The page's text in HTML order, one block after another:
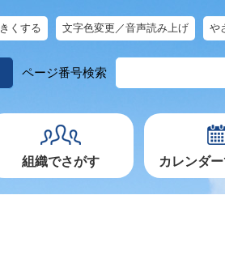
くする 文字色変更／音声読み上げ や
ページ番号検索
ペ
ジ
号
組織でさがす カレンダ